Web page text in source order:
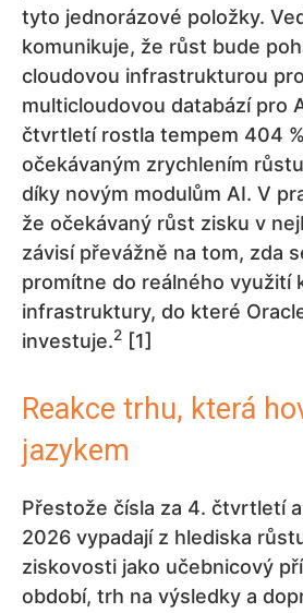
tyto jednorázové položky.
komunikuje, že růst bude
cloudovou infrastrukturou
multicloudovou databází pro
čtvrtletí rostla tempem 404
očekávaným zrychlením
díky novým modulům AI. V
že očekávaný růst zisku v
závisí převážně na tom, zda
promítne do reálného využití
infrastruktury, do které
investuje.2 [1]
Reakce trhu, která
jazykem
Přestože čísla za 4. čtvrtletí
2026 vypadají z hlediska
ziskovosti jako učebnicový
období, trh na výsledky a